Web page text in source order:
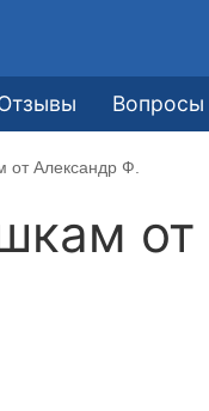
Вопросы
от Александр Ф.
от